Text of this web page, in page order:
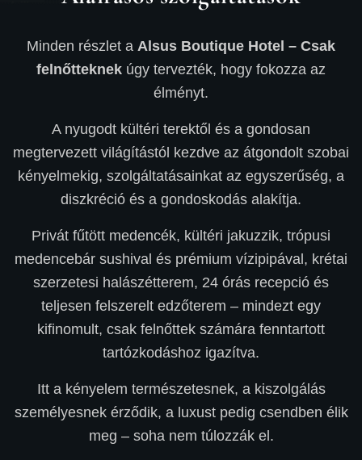
Minden részlet a Alsus Boutique Hotel – Csak
felnőtteknek úgy tervezték, hogy fokozza az
élményt.
A nyugodt kültéri terektől és a gondosan
megtervezett világítástól kezdve az átgondolt szobai
kényelmekig, szolgáltatásainkat az egyszerűség, a
diszkréció és a gondoskodás alakítja.
Privát fűtött medencék, kültéri jakuzzik, trópusi
medencebár sushival és prémium vízipipával, krétai
szerzetesi halászétterem, 24 órás recepció és
teljesen felszerelt edzőterem – mindezt egy
kifinomult, csak felnőttek számára fenntartott
tartózkodáshoz igazítva.
Itt a kényelem természetesnek, a kiszolgálás
személyesnek érződik, a luxust pedig csendben élik
meg – soha nem túlozzák el.